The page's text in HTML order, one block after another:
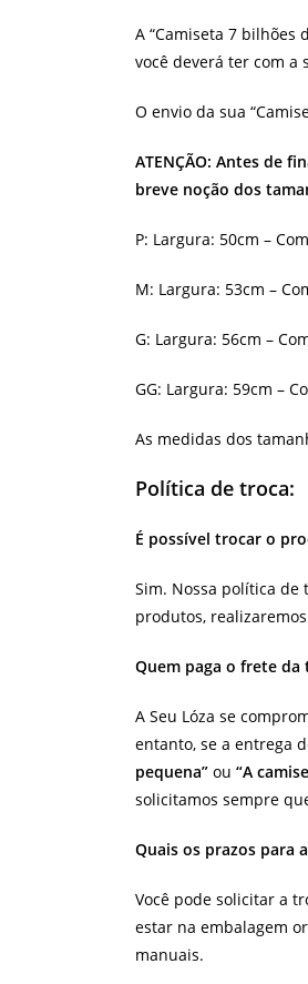
A “Camiseta 7 bilhões
você deverá ter com a
O envio da sua
ATENÇÃO: Antes de
breve noção dos
P: Largura: 50cm –
M: Largura: 53cm –
G: Largura: 56cm –
GG: Largura: 59cm –
As medidas dos
Política de troca:
É possível trocar o
Sim. Nossa política de
produtos,
Quem paga o frete da
A Seu Lóza se
entanto, se a entrega
pequena” ou “A
solicitamos sempre
Quais os prazos para
Você pode solicitar a
estar na embalagem
manuais.